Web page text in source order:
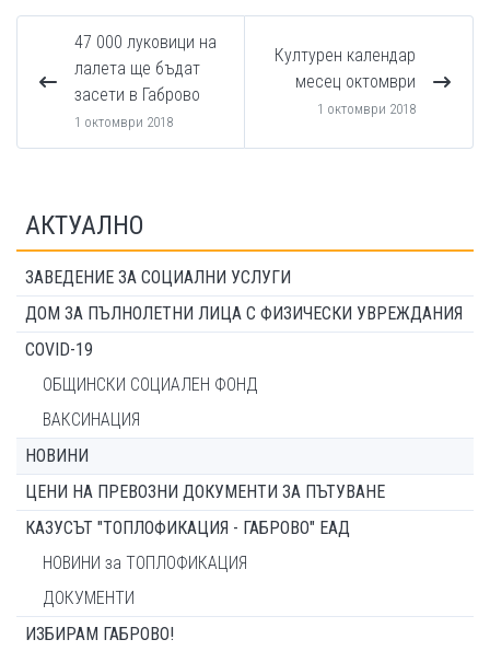
47 000 луковици на
лалета ще бъдат
засети в Габрово
1 октомври 2018
Културен календар
месец октомври
1 октомври 2018
АКТУАЛНО
ЗАВЕДЕНИЕ ЗА СОЦИАЛНИ УСЛУГИ
ДОМ ЗА ПЪЛНОЛЕТНИ ЛИЦА С ФИЗИЧЕСКИ УВРЕЖДАНИЯ
COVID-19
ОБЩИНСКИ СОЦИАЛЕН ФОНД
ВАКСИНАЦИЯ
НОВИНИ
ЦЕНИ НА ПРЕВОЗНИ ДОКУМЕНТИ ЗА ПЪТУВАНЕ
КАЗУСЪТ "ТОПЛОФИКАЦИЯ - ГАБРОВО" ЕАД
НОВИНИ за ТОПЛОФИКАЦИЯ
ДОКУМЕНТИ
ИЗБИРАМ ГАБРОВО!